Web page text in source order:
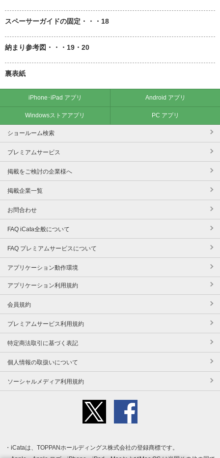
スペーサーガイドの固定・・・18
納まり参考図・・・19・20
裏表紙
iPhone･iPad アプリ Android アプリ
Windowsストアアプリ PC アプリ
ショールーム検索
プレミアムサービス
掲載をご検討の企業様へ
掲載企業一覧
お問合わせ
FAQ iCata全般について
FAQ プレミアムサービスについて
アプリケーション動作環境
アプリケーション利用規約
会員規約
プレミアムサービス利用規約
特定商法取引に基づく表記
個人情報の取扱いについて
ソーシャルメディア利用規約
iCataは、TOPPANホールディングス株式会社の登録商標です。